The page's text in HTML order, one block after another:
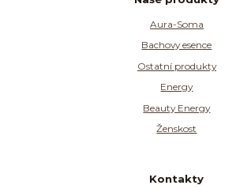
Aura-Soma
Bachovy esence
Ostatní produkty
Energy
Beauty Energy
Ženskost
Kontakty